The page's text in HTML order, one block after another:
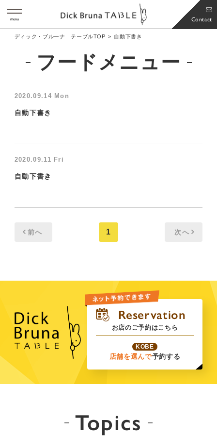
Contact
menu
ディック・ブルーナ テーブルTOP 自動下書き
フードメニュー
2020.09.14 Mon
自動下書き
2020.09.11 Fri
自動下書き
前へ 1 次へ
お店のご予約はこちら
KOBE
店舗を選んで予約する
Topics